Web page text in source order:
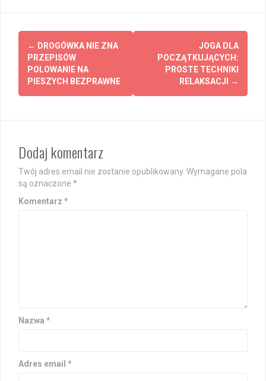
Post
navigation
← DROGÓWKA NIE ZNA
PRZEPISÓW
POLOWANIE NA
PIESZYCH BEZPRAWNE
JOGA DLA
POCZĄTKUJĄCYCH:
PROSTE TECHNIKI
RELAKSACJI
→
Dodaj komentarz
Twój adres email nie zostanie opublikowany. Wymagane pola
są oznaczone *
Komentarz *
Nazwa *
Adres email *